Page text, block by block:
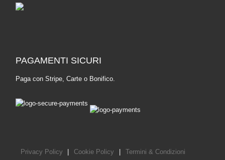
PAGAMENTI SICURI
Paga con Stripe, Carte o Bonifico.
Privacy Policy Cookie Policy Termini & Condizioni